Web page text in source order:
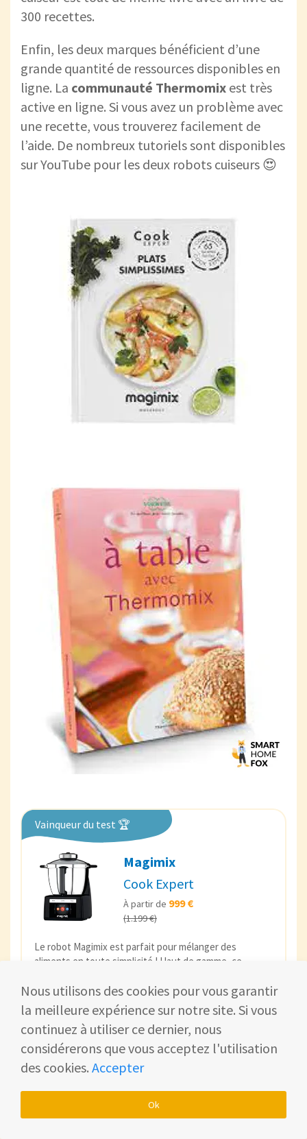
300 recettes.
Enfin, les deux marques bénéficient d’une
grande quantité de ressources disponibles en
ligne. La communauté Thermomix est très
active en ligne. Si vous avez un problème avec
une recette, vous trouverez facilement de
l’aide. De nombreux tutoriels sont disponibles
sur YouTube pour les deux robots cuiseurs 😍
Vainqueur du test 🏆
Magimix
Cook Expert
À partir de 999 €
(1.199 €)
Le robot Magimix est parfait pour mélanger des
aliments en toute simplicité ! Haut de gamme, ce
vous avez besoin pour préparer vos repas en toute
sérénité.
Acheter sur Amazon
Nous utilisons des cookies pour vous garantir
la meilleure expérience sur notre site. Si vous
continuez à utiliser ce dernier, nous
considérerons que vous acceptez l'utilisation
des cookies. Accepter
Ok